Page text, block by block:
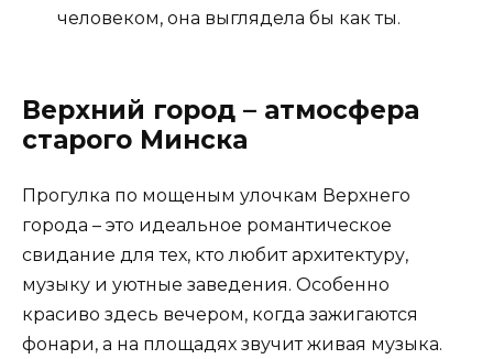
человеком, она выглядела бы как ты.
Верхний город – атмосфера
старого Минска
Прогулка по мощеным улочкам Верхнего
города – это идеальное романтическое
свидание для тех, кто любит архитектуру,
музыку и уютные заведения. Особенно
красиво здесь вечером, когда зажигаются
фонари, а на площадях звучит живая музыка.